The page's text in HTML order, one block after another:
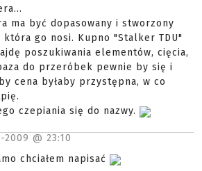
ma być dopasowany i stworzony
go nosi. Kupno "Stalker TDU"
poszukiwania elementów, cięcia,
do przeróbek pewnie by się i
cena byłaby przystępna, w co
czepiania się do nazwy.
2009 @ 23:10
chciałem napisać